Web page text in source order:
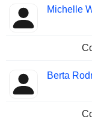
Michelle
Berta